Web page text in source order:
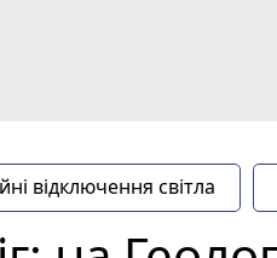
відключення світла